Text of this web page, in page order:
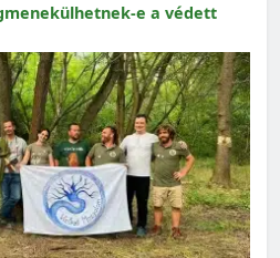
e a védett